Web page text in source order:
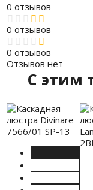
0 отзывов
0 отзывов
0 отзывов
Отзывов нет
C этим